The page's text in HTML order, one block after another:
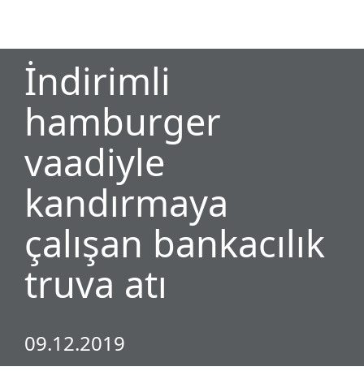
İndirimli
hamburger
vaadiyle
kandırmaya
çalışan bankacılık
truva atı
09.12.2019